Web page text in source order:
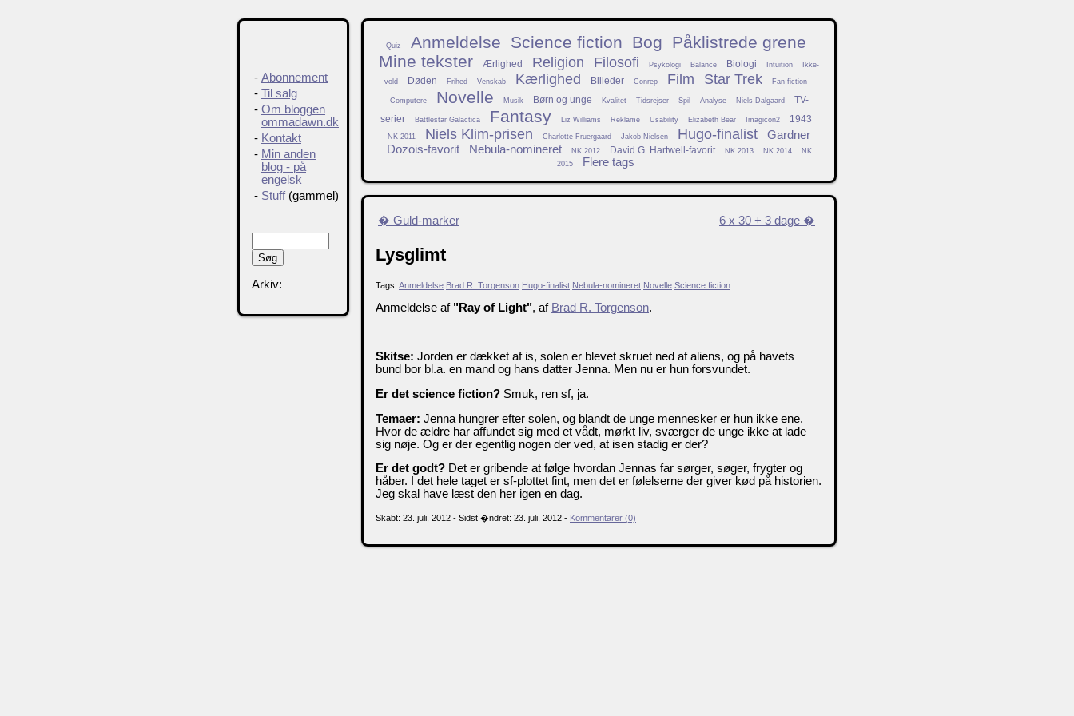
Quiz Anmeldelse Science fiction Bog
Påklistrede grene
Mine tekster
Ærlighed Religion Filosofi Psykologi Balance Biologi Intuition Ikke-
vold Døden Frihed Venskab Kærlighed Billeder Conrep Film Star Trek Fan fiction
Computere Novelle Musik Børn og unge Kvalitet Tidsrejser Spil Analyse Niels Dalgaard
TV-
serier
Battlestar Galactica Fantasy Liz Williams Reklame Usability Elizabeth Bear Imagicon2 1943
NK 2011 Niels Klim-prisen Charlotte Fruergaard Jakob Nielsen Hugo-finalist
Gardner
Dozois-favorit
Nebula-nomineret NK 2012 David G. Hartwell-favorit NK 2013 NK 2014
NK
2015
Flere tags
� Guld-marker 6 x 30 + 3 dage �
Lysglimt
Tags: Anmeldelse Brad R. Torgenson Hugo-finalist Nebula-nomineret Novelle Science fiction
Anmeldelse af "Ray of Light", af Brad R. Torgenson.
Skitse: Jorden er dækket af is, solen er blevet skruet ned af aliens, og på havets
bund bor bl.a. en mand og hans datter Jenna. Men nu er hun forsvundet.
Er det science fiction? Smuk, ren sf, ja.
Temaer: Jenna hungrer efter solen, og blandt de unge mennesker er hun ikke ene.
Hvor de ældre har affundet sig med et vådt, mørkt liv, sværger de unge ikke at lade
sig nøje. Og er der egentlig nogen der ved, at isen stadig er der?
Er det godt? Det er gribende at følge hvordan Jennas far sørger, søger, frygter og
håber. I det hele taget er sf-plottet fint, men det er følelserne der giver kød på historien.
Jeg skal have læst den her igen en dag.
Skabt: 23. juli, 2012 - Sidst �ndret: 23. juli, 2012 - Kommentarer (0)
- Abonnement
- Til salg
- Om bloggen
ommadawn.dk
- Kontakt
- Min anden
blog - på
engelsk
- Stuff(gammel)
Arkiv: